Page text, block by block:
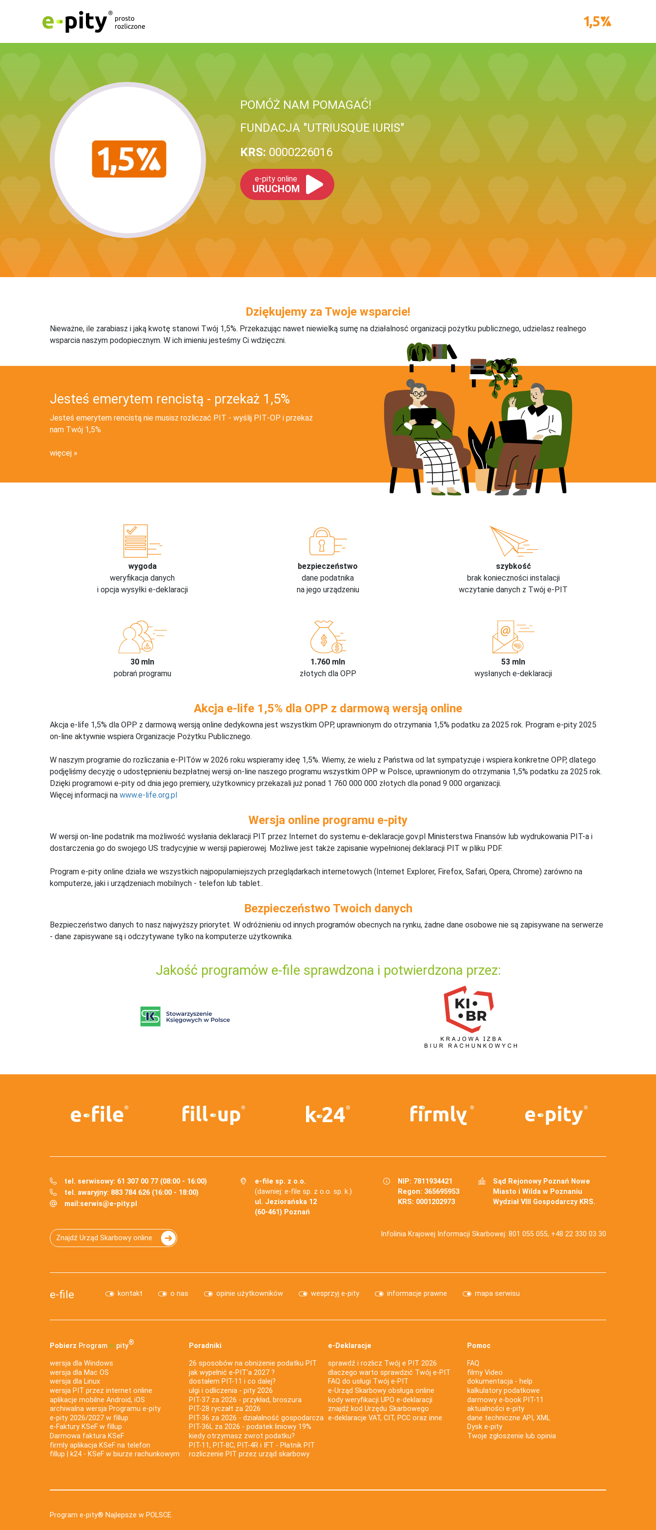
POMÓŻ NAM POMAGAĆ!
FUNDACJA "UTRIUSQUE IURIS"
KRS: 0000226016
e-pity online
URUCHOM
Dziękujemy za Twoje wsparcie!
Nieważne, ile zarabiasz i jaką kwotę stanowi Twój 1,5%. Przekazując nawet niewielką sumę na działalnosć organizacji pożytku publicznego, udzielasz realnego
wsparcia naszym podopiecznym. W ich imieniu jesteśmy Ci wdzięczni.
Jesteś emerytem rencistą - przekaż 1,5%
Jesteś emerytem rencistą nie musisz rozliczać PIT - wyślij PIT‑OP i przekaż
nam Twój 1,5%
więcej
wygoda
weryfikacja danych
i opcja wysyłki e-deklaracji
bezpieczeństwo
dane podatnika
na jego urządzeniu
szybkość
brak konieczności instalacji
wczytanie danych z Twój e-PIT
30 mln
pobrań programu
1.760 mln
złotych dla OPP
53 mln
wysłanych e-deklaracji
Akcja e-life 1,5% dla OPP z darmową wersją online
Akcja e-life 1,5% dla OPP z darmową wersją online dedykowna jest wszystkim OPP, uprawnionym do otrzymania 1,5% podatku za 2025 rok. Program e-pity 2025
on-line aktywnie wspiera Organizacje Pożytku Publicznego.
W naszym programie do rozliczania e-PITów w 2026 roku wspieramy ideę 1,5%. Wiemy, że wielu z Państwa od lat sympatyzuje i wspiera konkretne OPP, dlatego
podjęliśmy decyzję o udostępnieniu bezpłatnej wersji on-line naszego programu wszystkim OPP w Polsce, uprawnionym do otrzymania 1,5% podatku za 2025 rok.
Dzięki programowi e-pity od dnia jego premiery, użytkownicy przekazali już ponad 1 760 000 000 złotych dla ponad 9 000 organizacji.
Więcej informacji na www.e-life.org.pl
Wersja online programu e-pity
W wersji on-line podatnik ma możliwość wysłania deklaracji PIT przez Internet do systemu e-deklaracje.gov.pl Ministerstwa Finansów lub wydrukowania PIT-a i
dostarczenia go do swojego US tradycyjnie w wersji papierowej. Możliwe jest także zapisanie wypełnionej deklaracji PIT w pliku PDF.
Program e-pity online działa we wszystkich najpopularniejszych przeglądarkach internetowych (Internet Explorer, Firefox, Safari, Opera, Chrome) zarówno na
komputerze, jaki i urządzeniach mobilnych - telefon lub tablet..
Bezpieczeństwo Twoich danych
Bezpieczeństwo danych to nasz najwyższy priorytet. W odróżnieniu od innych programów obecnych na rynku, żadne dane osobowe nie są zapisywane na serwerze
- dane zapisywane są i odczytywane tylko na komputerze użytkownika.
Jakość programów e-file sprawdzona i potwierdzona przez:
tel. serwisowy: 61 307 00 77 (08:00 - 16:00)
tel. awaryjny: 883 784 626 (16:00 - 18:00)
mail:serwis@e-pity.pl
e-file sp. z o.o.
(dawniej: e-file sp. z o.o. sp. k.)
ul. Jeziorańska 12
(60-461) Poznań
NIP: 7811934421
Regon: 365695953
KRS: 0001202973
Sąd Rejonowy Poznań Nowe
Miasto i Wilda w Poznaniu
Wydział VIII Gospodarczy KRS.
Znajdź Urząd Skarbowy online Infolinia Krajowej Informacji Skarbowej: 801 055 055, +48 22 330 03 30
e-file kontakt o nas opinie użytkowników wesprzyj e-pity informacje prawne mapa serwisu
Pobierz Program e‑pity®
wersja dla Windows
wersja dla Mac OS
wersja dla Linux
wersja PIT przez internet online
aplikacje mobilne Android, iOS
archiwalna wersja Programu e-pity
e-pity 2026/2027 w fillup
e‑Faktury KSeF w fillup
Darmowa faktura KSeF
firmly aplikacja KSeF na telefon
fillup | k24 - KSeF w biurze rachunkowym
Poradniki
26 sposobów na obniżenie podatku PIT
jak wypełnić e-PIT'a 2027 ?
dostałem PIT-11 i co dalej?
ulgi i odliczenia - pity 2026
PIT-37 za 2026 - przykład, broszura
PIT-28 ryczałt za 2026
PIT-36 za 2026 - działalność gospodarcza
PIT-36L za 2026 - podatek liniowy 19%
kiedy otrzymasz zwrot podatku?
PIT-11, PIT-8C, PIT-4R i IFT - Płatnik PIT
rozliczenie PIT przez urząd skarbowy
e-Deklaracje
sprawdź i rozlicz Twój e PIT 2026
dlaczego warto sprawdzić Twój e-PIT
FAQ do usługi Twój e-PIT
e-Urząd Skarbowy obsługa online
kody weryfikacji UPO e-deklaracji
znajdź kod Urzędu Skarbowego
e-deklaracje VAT, CIT, PCC oraz inne
Pomoc
FAQ
filmy Video
dokumentacja - help
kalkulatory podatkowe
darmowy e-book PIT-11
aktualności e-pity
dane techniczne API, XML
Dysk e-pity
Twoje zgłoszenie lub opinia
Program e-pity® Najlepsze w POLSCE.